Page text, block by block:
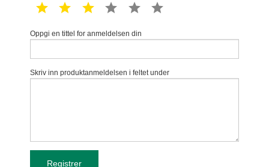
1 star 2 star 3 star 4 star 5 star
Oppgi en tittel for anmeldelsen din
Skriv inn produktanmeldelsen i feltet under